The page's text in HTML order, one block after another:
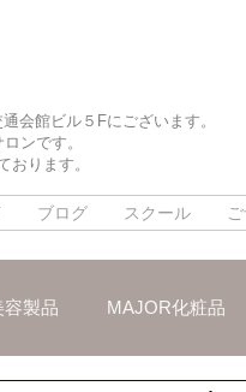
会館ビル５Fにございます。
ンです。
おります。
ブログ スクール
容製品 MAJOR化粧品